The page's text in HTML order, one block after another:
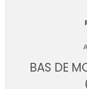
BAS DE